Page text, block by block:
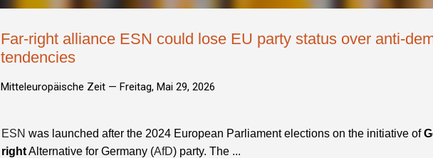
Far-right alliance ESN could lose EU party status over anti-
tendencies
Mitteleuropäische Zeit — Freitag, Mai 29, 2026
ESN was launched after the 2024 European Parliament elections on the initiative of
rightAlternative for Germany (AfD) party. The ...